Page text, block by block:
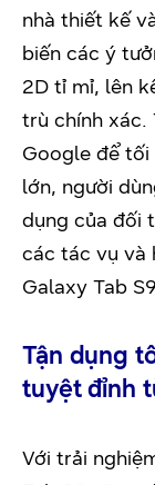
nhà thiết kế
biến các ý
2D tỉ mỉ, lên
trù chính xác.
Google để tối
lớn, người
dụng của đối
các tác vụ và
Galaxy Tab
Tận dụng
tuyệt đỉnh
Với trải